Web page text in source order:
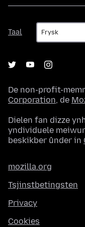
Taal
Taal
De non-profit-
Corporation, de
Dielen fan dizze
yndividuele
beskikber ûnder in
mozilla.org
Tsjinstbetingsten
Privacy
Cookies